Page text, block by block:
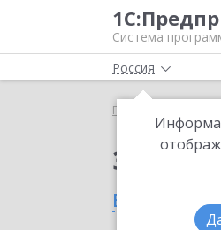
Система
Россия
Главная
в